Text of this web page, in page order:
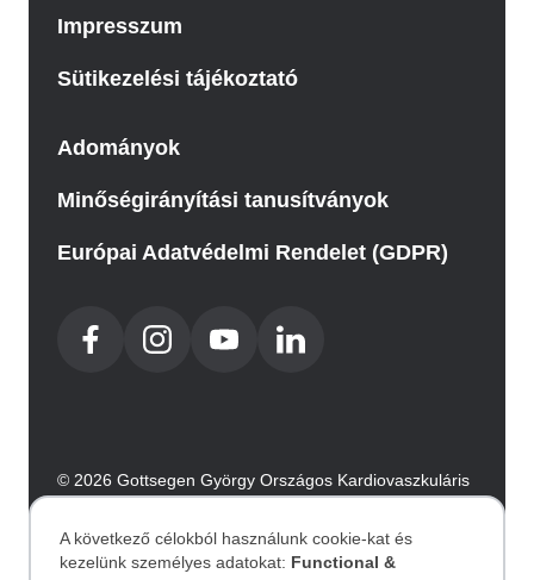
Impresszum
Sütikezelési tájékoztató
Adományok
Minőségirányítási tanusítványok
Európai Adatvédelmi Rendelet (GDPR)
© 2026 Gottsegen György Országos Kardiovaszkuláris
Intézet. Minden jog fenntartva.
A következő célokból használunk cookie-kat és
kezelünk személyes adatokat: Functional &